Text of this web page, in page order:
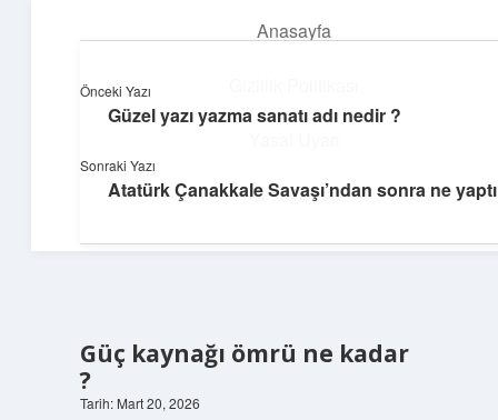
Anasayfa
Hakkımızda
Günlük Notlar
Günlük yaşama tat katan küçük bilgiler.
Güç kaynağı ömrü ne kadar
?
Tarih: Mart 20, 2026
Önceki Yazı
Güzel yazı yazma sanatı adı nedir ?
Sonraki Yazı
Atatürk Çanakkale Savaşı’ndan sonra ne